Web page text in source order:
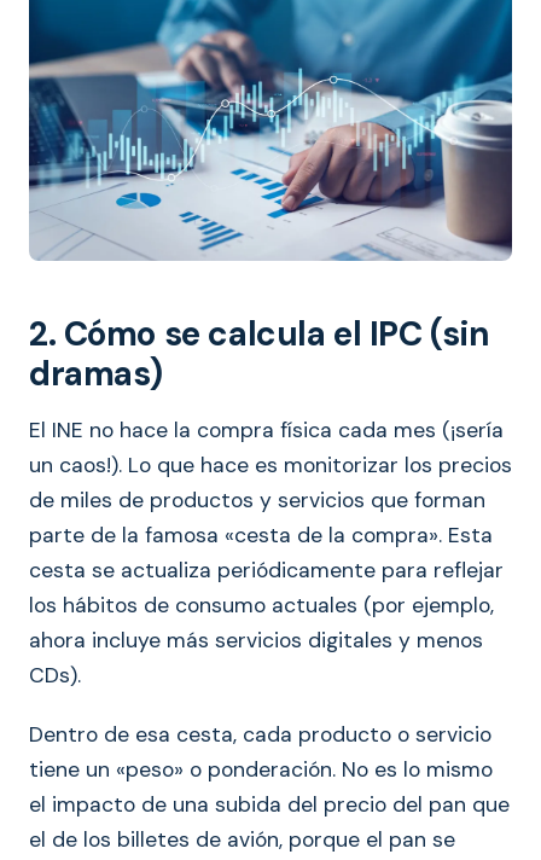
2. Cómo se calcula el IPC (sin
dramas)
El INE no hace la compra física cada mes (¡sería
un caos!). Lo que hace es monitorizar los precios
de miles de productos y servicios que forman
parte de la famosa «cesta de la compra». Esta
cesta se actualiza periódicamente para reflejar
los hábitos de consumo actuales (por ejemplo,
ahora incluye más servicios digitales y menos
CDs).
Dentro de esa cesta, cada producto o servicio
tiene un «peso» o ponderación. No es lo mismo
el impacto de una subida del precio del pan que
el de los billetes de avión, porque el pan se